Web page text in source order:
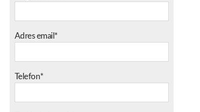
Adres email*
Telefon*